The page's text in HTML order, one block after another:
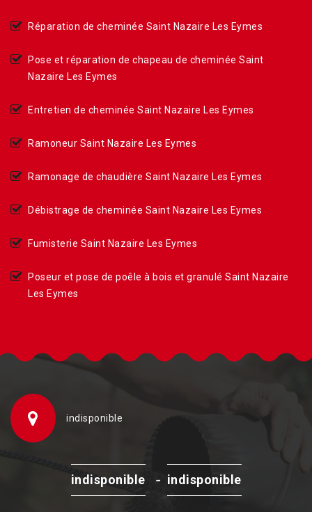
Réparation de cheminée Saint Nazaire Les Eymes
Pose et réparation de chapeau de cheminée Saint
Nazaire Les Eymes
Entretien de cheminée Saint Nazaire Les Eymes
Ramoneur Saint Nazaire Les Eymes
Ramonage de chaudière Saint Nazaire Les Eymes
Débistrage de cheminée Saint Nazaire Les Eymes
Fumisterie Saint Nazaire Les Eymes
Poseur et pose de poêle à bois et granulé Saint Nazaire
Les Eymes
indisponible
indisponible - indisponible